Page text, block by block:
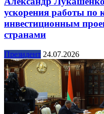
ускорения работы по
инвестиционным
странами
Президент 24.07.2026